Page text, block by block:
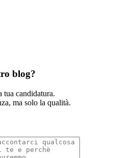
blog?
tua candidatura.
ma solo la qualità.